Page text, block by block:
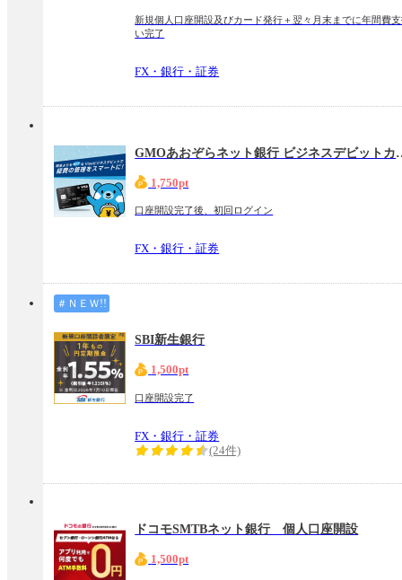
新規個人口座開設及びカード発行＋翌々月末までに年間費
い完了
FX・銀行・証券
GMOあおぞら
1,750pt
口座開設完了後、初回ログイン
FX・銀行・証券
＃ＮＥＷ!!
SBI新生銀行
1,500pt
口座開設完了
FX・銀行・証券
(24件)
ドコモSMTBネット銀行 個人口座開設
1,500pt